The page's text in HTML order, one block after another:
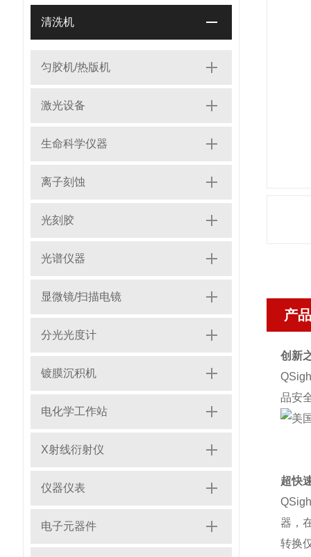
清洗机
匀胶机/热版机
激光设备
生命科学仪器
离子刻蚀
光刻胶
光谱仪器
显微镜/扫描电镜
分光光度计
镀膜沉积机
电化学工作站
X射线衍射仪
仪器仪表
电子元器件
产
创新
品安
超快
器，
转换